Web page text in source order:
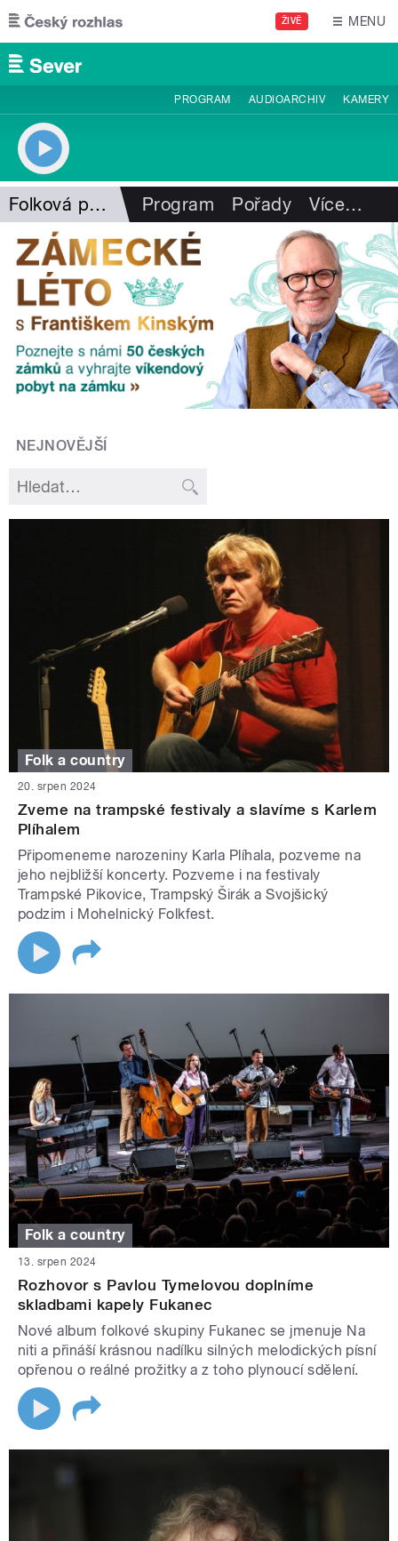
Přejít k hlavnímu obsahu
ŽIVĚ MENU
PROGRAM AUDIOARCHIV KAMERY
Folková pohlazení Program Pořady Více…
NEJNOVĚJŠÍ
Folk a country
20. srpen 2024
Zveme na trampské festivaly a slavíme s Karlem
Plíhalem
Připomeneme narozeniny Karla Plíhala, pozveme na
jeho nejbližší koncerty. Pozveme i na festivaly
Trampské Pikovice, Trampský Širák a Svojšický
podzim i Mohelnický Folkfest.
Folk a country
13. srpen 2024
Rozhovor s Pavlou Tymelovou doplníme
skladbami kapely Fukanec
Nové album folkové skupiny Fukanec se jmenuje Na
niti a přináší krásnou nadílku silných melodických písní
opřenou o reálné prožitky a z toho plynoucí sdělení.